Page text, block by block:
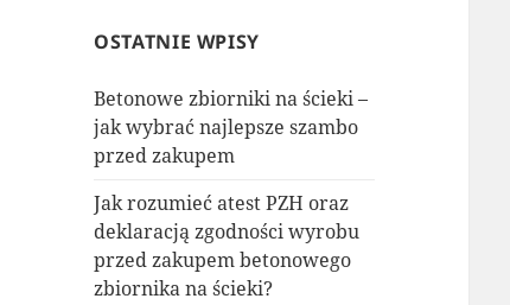
OSTATNIE WPISY
Betonowe zbiorniki na ścieki –
jak wybrać najlepsze szambo
przed zakupem
Jak rozumieć atest PZH oraz
deklaracją zgodności wyrobu
przed zakupem betonowego
zbiornika na ścieki?